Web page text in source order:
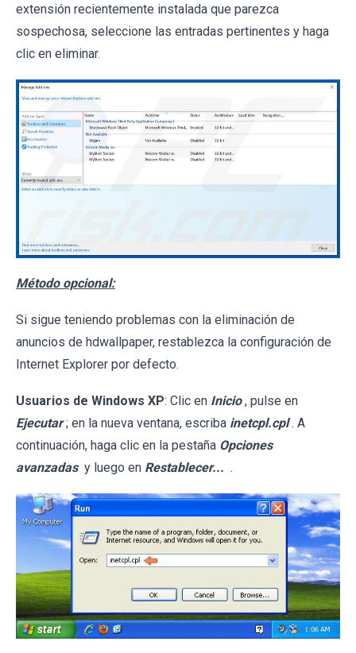
extensión recientemente instalada que parezca
sospechosa, seleccione las entradas pertinentes y haga
clic en eliminar.
Método opcional:
Si sigue teniendo problemas con la eliminación de
anuncios de hdwallpaper, restablezca la configuración de
Internet Explorer por defecto.
Usuarios de Windows XP: Clic en Inicio , pulse en
Ejecutar ; en la nueva ventana, escriba inetcpl.cpl . A
continuación, haga clic en la pestaña Opciones
avanzadas y luego en Restablecer... .